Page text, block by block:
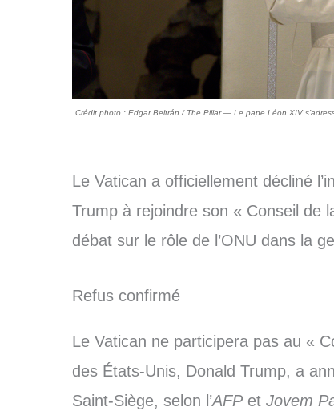
Crédit photo : Edgar Beltrán / The Pillar — Le pape Léon XIV
Le Vatican a officiellement décliné
Trump à rejoindre son « Conseil de
débat sur le rôle de l’ONU dans la
Refus confirmé
Le Vatican ne participera pas au «
des États-Unis, Donald Trump, a
Saint-Siège, selon l’AFPet Jovem